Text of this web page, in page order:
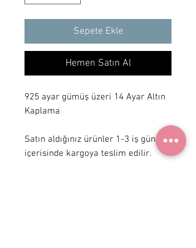
Sepete Ekle
Hemen Satın Al
925 ayar gümüş üzeri 14 Ayar Altın
Kaplama
Satın aldığınız ürünler 1-3 iş günü
içerisinde kargoya teslim edilir.